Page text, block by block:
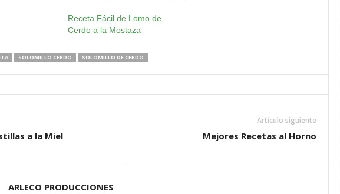
Receta Fácil de Lomo de
Cerdo a la Mostaza
SOLOMILLO CERDO SOLOMILLO DE CERDO
a la Miel
Artículo siguiente
Mejores Recetas al Horno
ARLECO PRODUCCIONES